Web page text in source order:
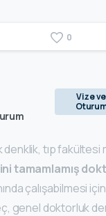
0
Vize ve
denklik, tıp
tamamlamış
çalışabilmesi
genel doktorluk